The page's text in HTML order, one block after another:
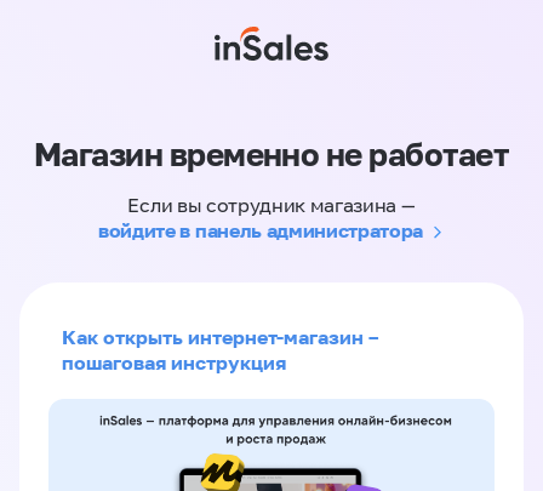
Магазин временно не работает
Если вы сотрудник магазина —
войдите в панель администратора
Как открыть интернет-магазин –
пошаговая инструкция